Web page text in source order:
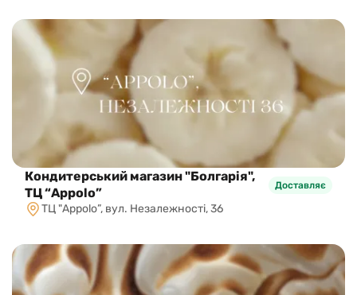
Кондитерський магазин "Болгарія",
ТЦ “Appolo”
Доставляє
ТЦ "Appolo”, вул. Незалежності, 36